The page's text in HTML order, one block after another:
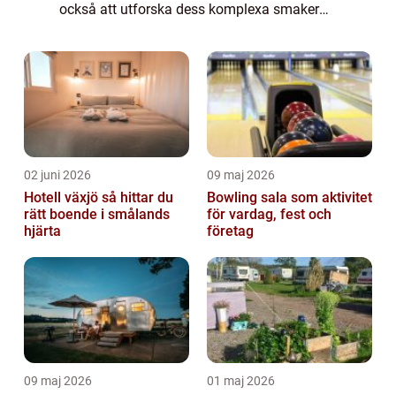
också att utforska dess komplexa smaker
dig med på en fascinerande resa genom
värl...
02 juni 2026
Hotell växjö så hittar du
rätt boende i smålands
hjärta
09 maj 2026
Bowling sala som aktivitet
för vardag, fest och
företag
09 maj 2026 01 maj 2026